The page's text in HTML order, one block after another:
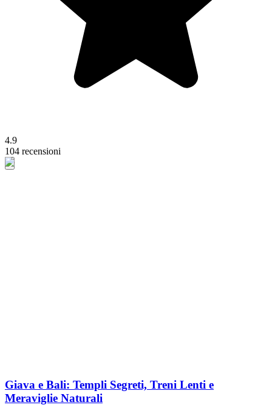
4.9
104 recensioni
Giava e Bali: Templi Segreti, Treni Lenti e
Meraviglie Naturali